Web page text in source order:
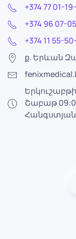
+374 77 01-
+374 96 07-
+374 11 55-
ք. Երևան
Շաբաթ
Հանգստյան